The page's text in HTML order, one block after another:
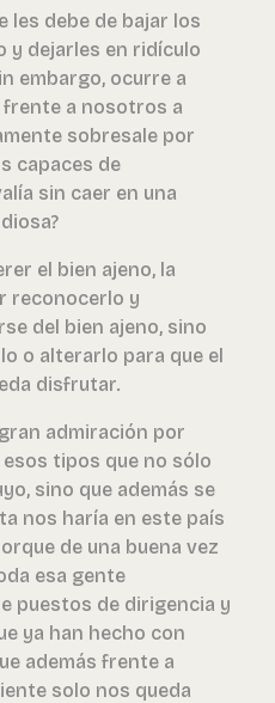
les debe de bajar los
y dejarles en ridículo
embargo, ocurre a
a nosotros a
sobresale por
capaces de
sin caer en una
el bien ajeno, la
reconocerlo y
del bien ajeno, sino
o alterarlo para que el
disfrutar.
admiración por
tipos que no sólo
sino que además se
nos haría en este país
de una buena vez
esa gente
puestos de dirigencia y
ya han hecho con
además frente a
solo nos queda